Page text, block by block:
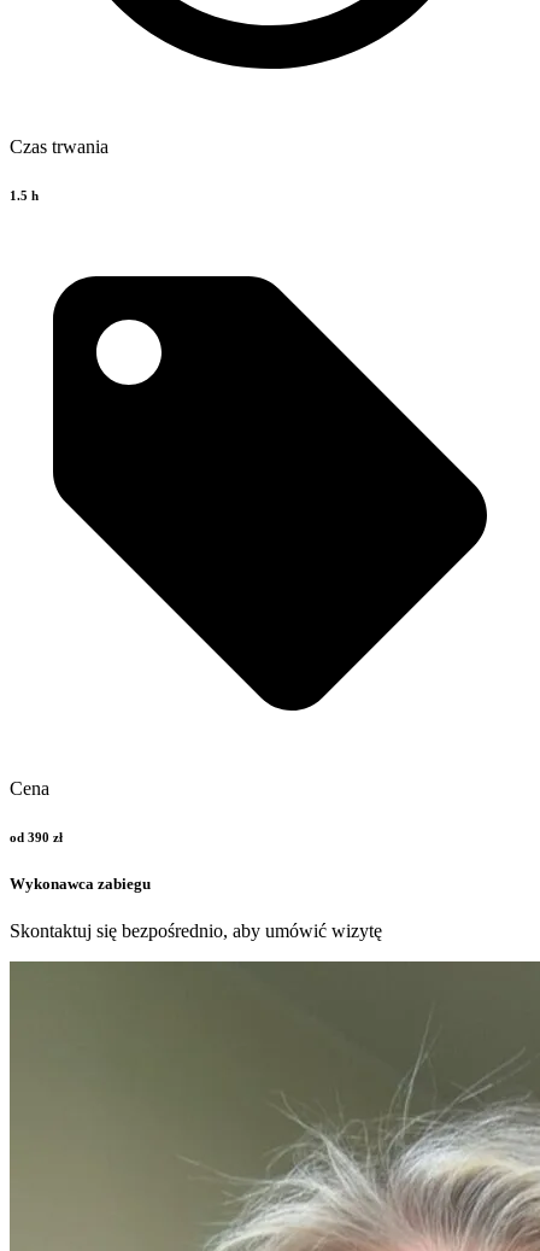
Czas trwania
1.5 h
Cena
od 390 zł
Wykonawca zabiegu
Skontaktuj się bezpośrednio, aby umówić wizytę